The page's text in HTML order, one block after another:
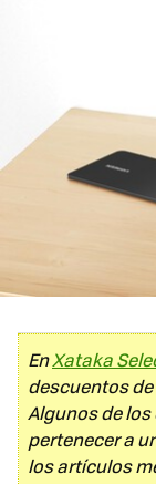
EnXataka
descuentos
Algunos de
pertenecer a
los artículos